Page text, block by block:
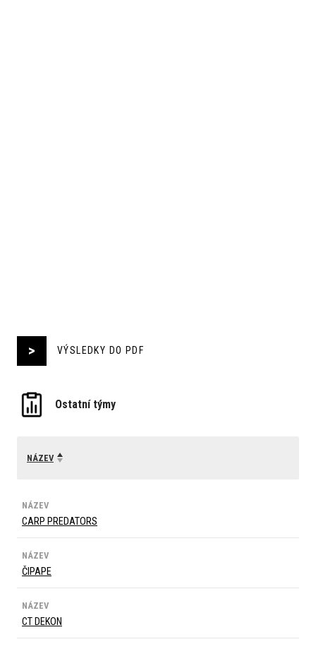
VÝSLEDKY DO PDF
Ostatní týmy
NÁZEV
NÁZEV
CARP PREDATORS
NÁZEV
ČIPAPE
NÁZEV
CT DEKON